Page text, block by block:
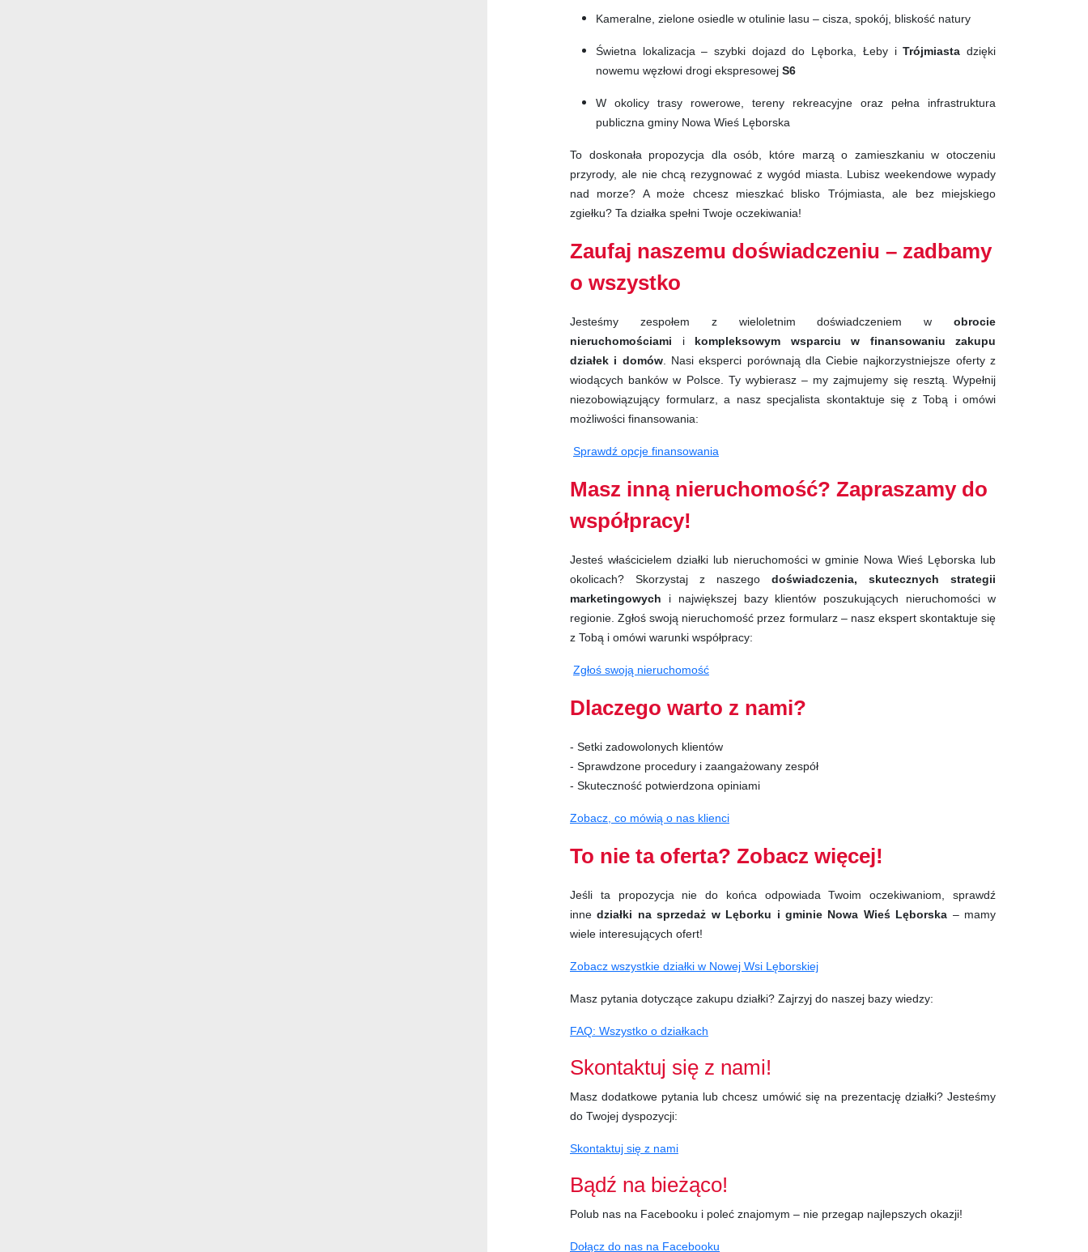
Kameralne, zielone osiedle w otulinie lasu – cisza, spokój, bliskość natury
Świetna lokalizacja – szybki dojazd do Lęborka, Łeby iTrójmiasta dzięki
nowemu węzłowi drogi ekspresowej S6
W okolicy trasy rowerowe, tereny rekreacyjne oraz pełna infrastruktura
publiczna gminy Nowa Wieś Lęborska
To doskonała propozycja dla osób, które marzą o zamieszkaniu w otoczeniu
przyrody, ale nie chcą rezygnować z wygód miasta. Lubisz weekendowe wypady
nad morze? A może chcesz mieszkać blisko Trójmiasta, ale bez miejskiego
zgiełku? Ta działka spełni Twoje oczekiwania!
Zaufaj naszemu doświadczeniu – zadbamy
o wszystko
Jesteśmy zespołem z wieloletnim doświadczeniem w obrocie
nieruchomościami i kompleksowym wsparciu w finansowaniu zakupu
działek i domów. Nasi eksperci porównają dla Ciebie najkorzystniejsze oferty z
wiodących banków w Polsce. Ty wybierasz – my zajmujemy się resztą. Wypełnij
niezobowiązujący formularz, a nasz specjalista skontaktuje się z Tobą i omówi
możliwości finansowania:
Sprawdź opcje finansowania
Masz inną nieruchomość? Zapraszamy do
współpracy!
Jesteś właścicielem działki lub nieruchomości w gminie Nowa Wieś Lęborska lub
okolicach? Skorzystaj z naszego doświadczenia, skutecznych strategii
marketingowych i największej bazy klientów poszukujących nieruchomości w
regionie. Zgłoś swoją nieruchomość przez formularz – nasz ekspert skontaktuje się
z Tobą i omówi warunki współpracy:
Zgłoś swoją nieruchomość
Dlaczego warto z nami?
- Setki zadowolonych klientów
- Sprawdzone procedury i zaangażowany zespół
- Skuteczność potwierdzona opiniami
Zobacz, co mówią o nas klienci
To nie ta oferta? Zobacz więcej!
Jeśli ta propozycja nie do końca odpowiada Twoim oczekiwaniom, sprawdź
innedziałki na sprzedaż w Lęborku i gminie Nowa Wieś Lęborska – mamy
wiele interesujących ofert!
Zobacz wszystkie działki w Nowej Wsi Lęborskiej
Masz pytania dotyczące zakupu działki? Zajrzyj do naszej bazy wiedzy:
FAQ: Wszystko o działkach
Skontaktuj się z nami!
Masz dodatkowe pytania lub chcesz umówić się na prezentację działki? Jesteśmy
do Twojej dyspozycji:
Skontaktuj się z nami
Bądź na bieżąco!
Polub nas na Facebooku i poleć znajomym – nie przegap najlepszych okazji!
Dołącz do nas na Facebooku